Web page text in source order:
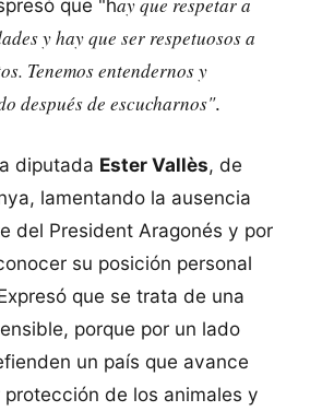
que "hay que respetar a
y hay que ser respetuosos a
Tenemos entendernos y
después de escucharnos".
diputada Ester Vallès, de
lamentando la ausencia
del President Aragonés y por
su posición personal
que se trata de una
porque por un lado
un país que avance
de los animales y